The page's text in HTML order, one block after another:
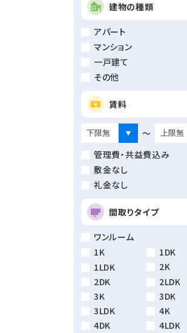
建物の種類
アパート
マンション
一戸建て
その他
賃料
～
管理費・共益費込み
敷金なし
礼金なし
間取りタイプ
ワンルーム
1K
1DK
1LDK
2K
2DK
2LDK
3K
3DK
3LDK
4K
4DK
4LDK